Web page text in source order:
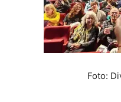
Foto: